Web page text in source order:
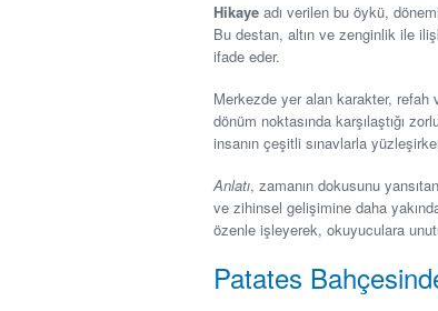
Hikaye adı verilen bu öykü,
Bu destan, altın ve zenginlik ile
ifade eder.
Merkezde yer alan karakter, refah
dönüm noktasında karşılaştığı
insanın çeşitli sınavlarla
Anlatı, zamanın dokusunu
ve zihinsel gelişimine daha
özenle işleyerek, okuyuculara
Patates